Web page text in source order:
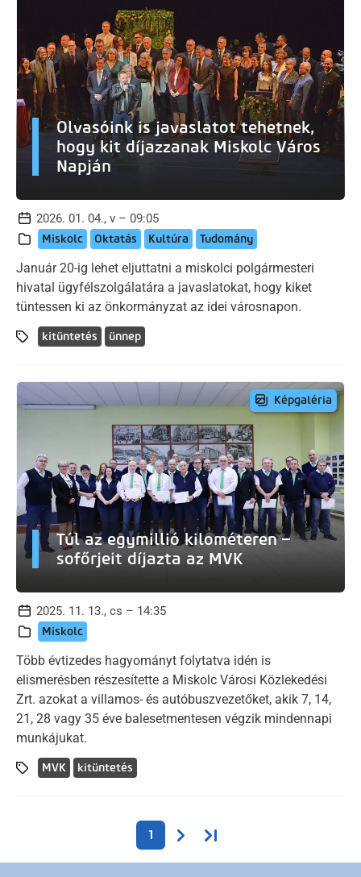
Olvasóink is javaslatot tehetnek,
hogy kit díjazzanak Miskolc Város
Napján
2026. 01. 04., v – 09:05
Miskolc Oktatás Kultúra Tudomány
Január 20-ig lehet eljuttatni a miskolci polgármesteri
hivatal ügyfélszolgálatára a javaslatokat, hogy kiket
tüntessen ki az önkormányzat az idei városnapon.
kitüntetés ünnep
Képgaléria
Túl az egymillió kilométeren –
sofőrjeit díjazta az MVK
2025. 11. 13., cs – 14:35
Miskolc
Több évtizedes hagyományt folytatva idén is
elismerésben részesítette a Miskolc Városi Közlekedési
Zrt. azokat a villamos- és autóbuszvezetőket, akik 7, 14,
21, 28 vagy 35 éve balesetmentesen végzik mindennapi
munkájukat.
MVK kitüntetés
Oldalszámozás 1 Következő oldal
Utolsó oldal